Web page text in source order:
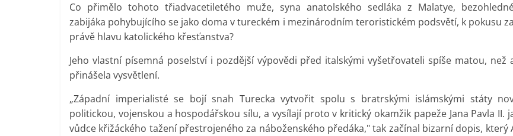
Co přimělo tohoto třiadvacetiletého muže, syna anatolského sedláka z Malatye,
zabijáka pohybujícího se jako doma v tureckém i mezinárodním teroristickém podsvětí, k pokusu
právě hlavu katolického křesťanstva?
Jeho vlastní písemná poselství i pozdější výpovědi před italskými vyšetřovateli spíše matou, než
přinášela vysvětlení.
„Západní imperialisté se bojí snah Turecka vytvořit spolu s bratrskými islámskými státy
politickou, vojenskou a hospodářskou sílu, a vysílají proto v kritický okamžik papeže Jana Pavla II.
vůdce křižáckého tažení přestrojeného za náboženského předáka," tak začínal bizarní dopis, který